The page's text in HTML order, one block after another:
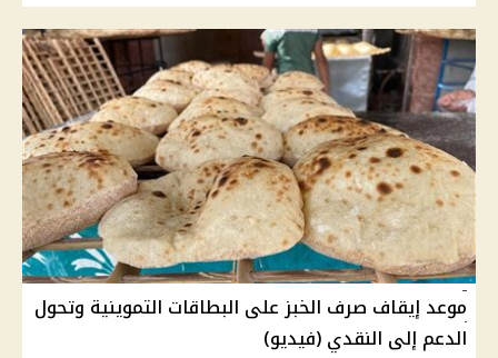
موعد إيقاف صرف الخبز على البطاقات التموينية وتحول
الدعم إلى النقدي (فيديو)